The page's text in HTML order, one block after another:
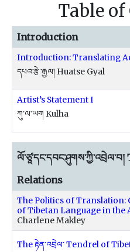
Table
Introduction
Introduction: Translating
དཔའ་རྩེ་རྒྱལ། Huatse Gyal
Artist’s Statement I
ཀུ་ལ་ཡག Kulha
Relations
The Politics of Translation:
of Tibetan Language in
Charlene Makley
The རྟེན་འབྲེལ་ Tendrel of